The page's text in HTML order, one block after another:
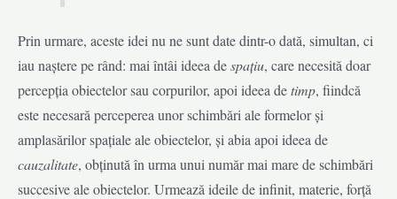
Prin urmare, aceste idei nu ne sunt date dintr-o dată, simultan, ci
iau naștere pe rând: mai întâi ideea despațiu, care necesită doar
percepția obiectelor sau corpurilor, apoi ideea detimp, fiindcă
este necesară perceperea unor schimbări ale formelor și
amplasărilor spațiale ale obiectelor, și abia apoi ideea de
cauzalitate, obținută în urma unui număr mai mare de schimbări
succesive ale obiectelor. Urmează ideile de infinit, materie, forță